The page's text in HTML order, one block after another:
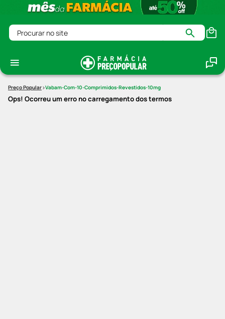
Procurar no site
Vabam-Com-10-Comprimidos-Revestidos-10mg
Ops! Ocorreu um erro no carregamento dos termos